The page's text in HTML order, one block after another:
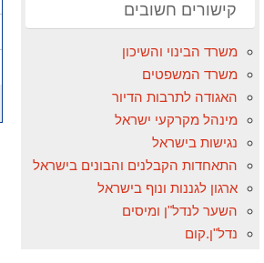
קישורים חשובים
משרד הבינוי והשיכון
משרד המשפטים
האגודה לתרבות הדיור
מינהל מקרקעי ישראל
נגישות בישראל
התאחדות הקבלנים והבונים בישראל
ארגון לגננות ונוף בישראל
השער לנדל"ן ומיסים
נדל"ן.קום